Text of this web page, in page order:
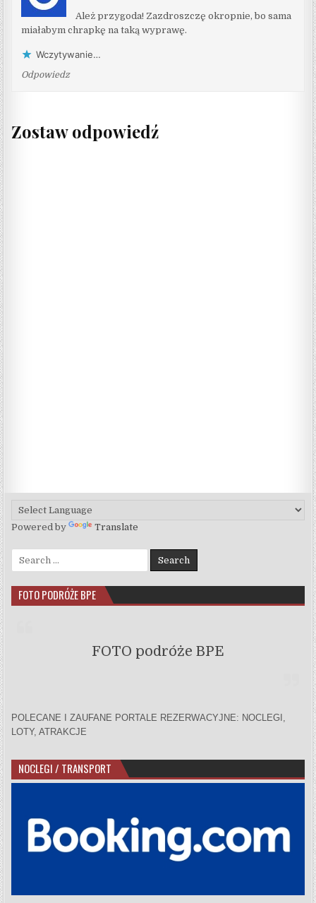
Ależ przygoda! Zazdroszczę okropnie, bo sama
miałabym chrapkę na taką wyprawę.
Wczytywanie…
Odpowiedz
Zostaw odpowiedź
Powered by Translate
Search for:
FOTO PODRÓŻE BPE
FOTO podróże BPE
POLECANE I ZAUFANE PORTALE REZERWACYJNE: NOCLEGI,
LOTY, ATRAKCJE
NOCLEGI / TRANSPORT